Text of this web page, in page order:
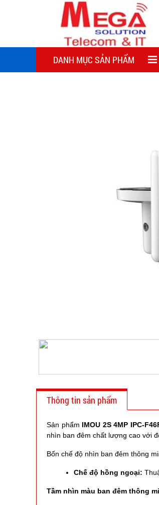
DANH MỤC SẢN PHẨM
Thông tin sản phẩm
Sản phẩm IMOU 2S 4MP IPC-
nhìn ban đêm chất lượng cao với
Bốn chế độ nhìn ban đêm thông
Chế độ hồng ngoại:
Tầm nhìn màu ban đêm thông mi